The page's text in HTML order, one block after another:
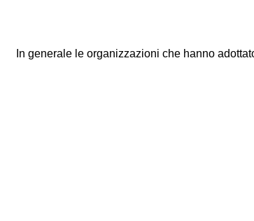
In generale le organizzazioni che hanno